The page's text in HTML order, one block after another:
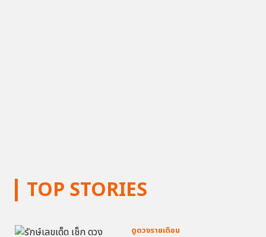
TOP STORIES
ดูดวงรายเดือน